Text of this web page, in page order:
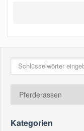
Kategorien